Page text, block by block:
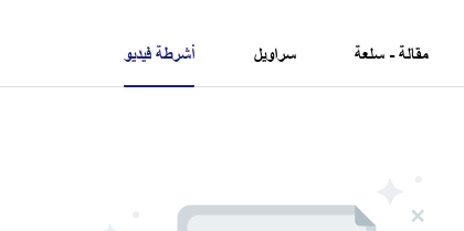
أشرطة فيديو سراويل مقالة - سلعة